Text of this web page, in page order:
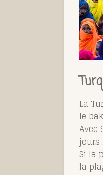
La
le
Avec
jours
Si la
la